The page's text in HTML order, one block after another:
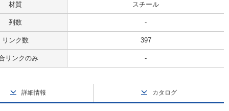
材質 スチール
列数 -
リンク数 397
リンクのみ -
詳細情報 カタログ